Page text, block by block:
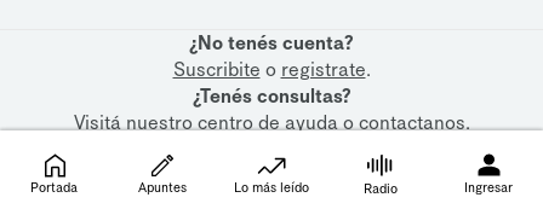
¿No tenés cuenta?
Suscribite o registrate.
¿Tenés consultas?
Visitá nuestrocentro de ayudaocontactanos.
Portada Apuntes Lo más leído Radio Ingresar